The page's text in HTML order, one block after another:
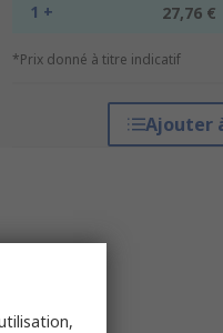
1 + 27,76 €
*Prix donné à titre indicatif
Ajouter